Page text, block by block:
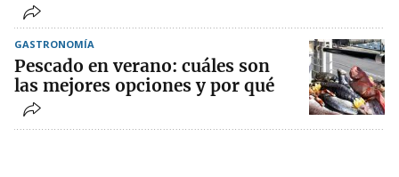
GASTRONOMÍA
Pescado en verano: cuáles son
las mejores opciones y por qué